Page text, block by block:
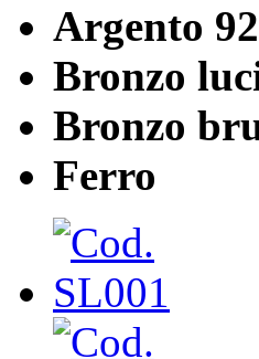
Argento
Bronzo
Bronzo
Ferro